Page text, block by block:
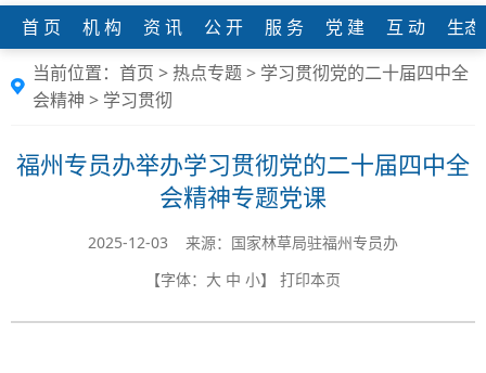
首 页 机 构 资 讯 公 开 服 务 党 建 互 动
生
当前位置： 首页 > 热点专题> 学习贯彻党的二十届四中全
会精神 > 学习贯彻
福州专员办举办学习贯彻党的二十届四中全
会精神专题党课
2025-12-03 来源：国家林草局驻福州专员办
【字体： 大 中 小】 打印本页